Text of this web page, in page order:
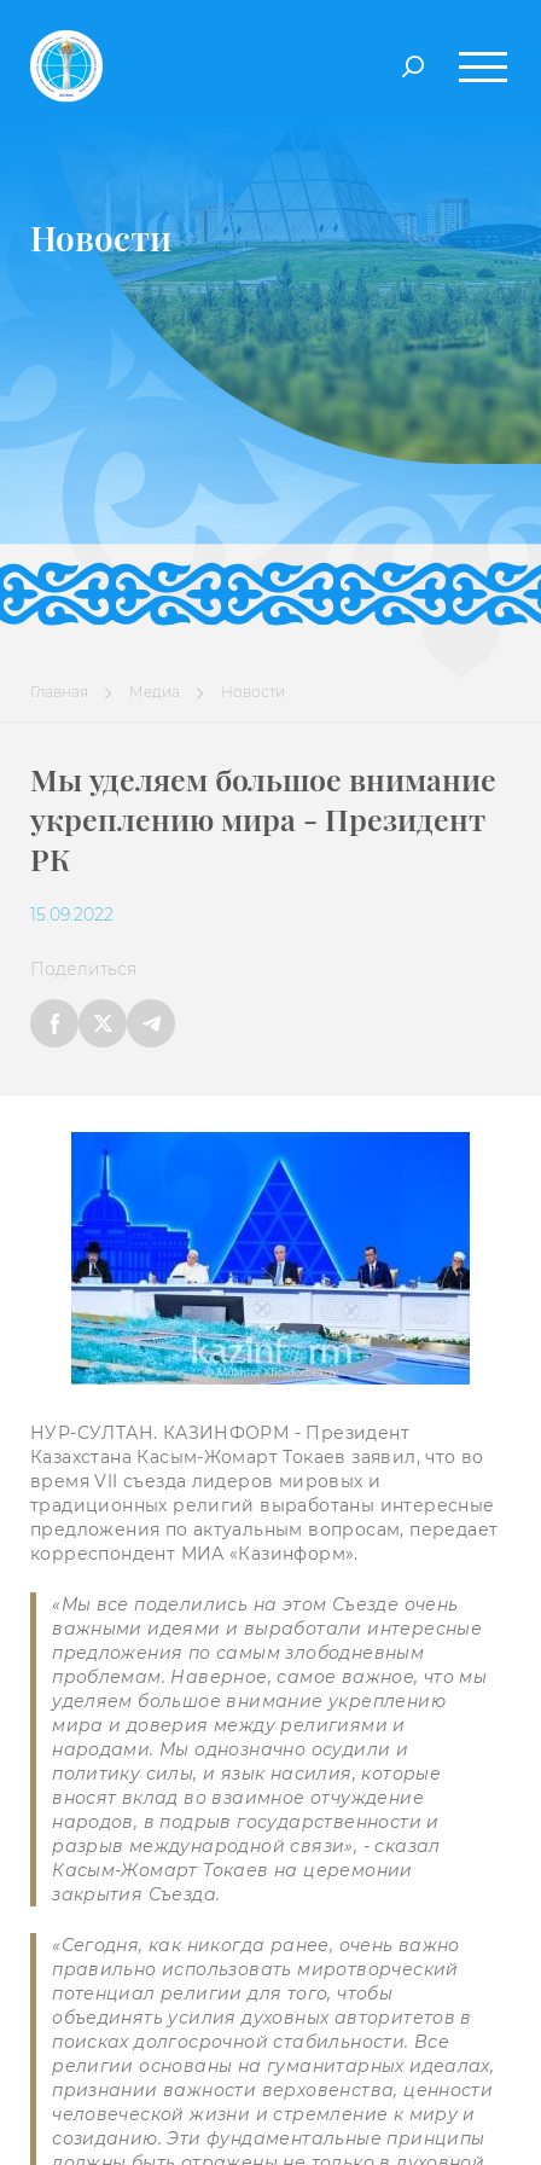
Новости
Главная Медиа Новости
Мы уделяем большое внимание
укреплению мира - Президент
РК
15.09.2022
Поделиться
НУР-СУЛТАН. КАЗИНФОРМ - Президент
Казахстана Касым-Жомарт Токаев заявил, что во
время VII съезда лидеров мировых и
традиционных религий выработаны интересные
предложения по актуальным вопросам, передает
корреспондент МИА «Казинформ».
«Мы все поделились на этом Съезде очень
важными идеями и выработали интересные
предложения по самым злободневным
проблемам. Наверное, самое важное, что мы
уделяем большое внимание укреплению
мира и доверия между религиями и
народами. Мы однозначно осудили и
политику силы, и язык насилия, которые
вносят вклад во взаимное отчуждение
народов, в подрыв государственности и
разрыв международной связи», - сказал
Касым-Жомарт Токаев на церемонии
закрытия Съезда.
«Сегодня, как никогда ранее, очень важно
правильно использовать миротворческий
потенциал религии для того, чтобы
объединять усилия духовных авторитетов в
поисках долгосрочной стабильности. Все
религии основаны на гуманитарных идеалах,
признании важности верховенства, ценности
человеческой жизни и стремление к миру и
созиданию. Эти фундаментальные принципы